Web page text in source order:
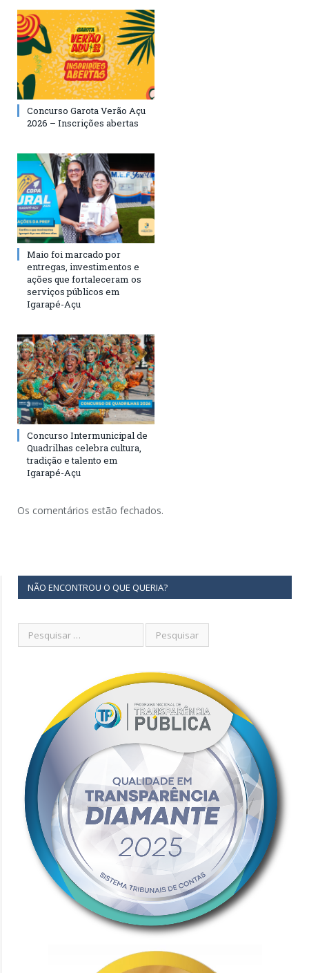
Concurso Garota Verão Açu
2026 – Inscrições abertas
Maio foi marcado por
entregas, investimentos e
ações que fortaleceram os
serviços públicos em
Igarapé-Açu
Concurso Intermunicipal de
Quadrilhas celebra cultura,
tradição e talento em
Igarapé-Açu
Os comentários estão fechados.
NÃO ENCONTROU O QUE QUERIA?